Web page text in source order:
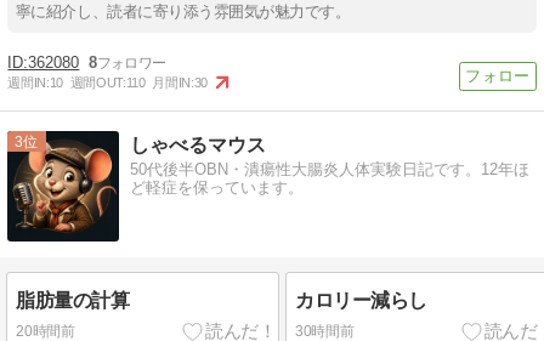
寧に紹介し、読者に寄り添う雰囲気が魅力です。
362080 8
週間IN:10 週間OUT:110 月間IN:30
3 しゃべるマウス
50代後半OBN・潰瘍性大腸炎人体実験日記です。12年ほ
ど軽症を保っています。
脂肪量の計算
20時間前
カロリー減らし
30時間前